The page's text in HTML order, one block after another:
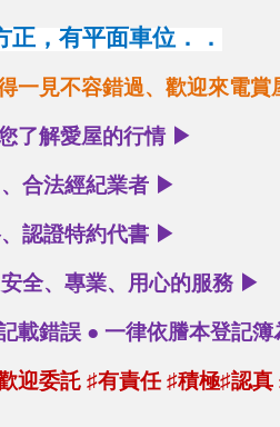
正，有平面車位．．
一見不容錯過、歡迎來電
了解愛屋的行情 ▶
合法經紀業者 ▶
認證特約代書 ▶
全、專業、用心的服務 ▶
載錯誤 ● 一律依謄本登記
迎委託 ♯有責任♯積極♯認真